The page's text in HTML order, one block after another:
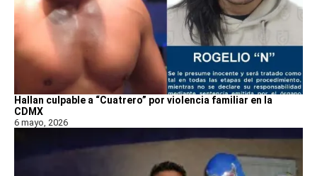
Hallan culpable a “Cuatrero” por violencia familiar en la
CDMX
6 mayo, 2026